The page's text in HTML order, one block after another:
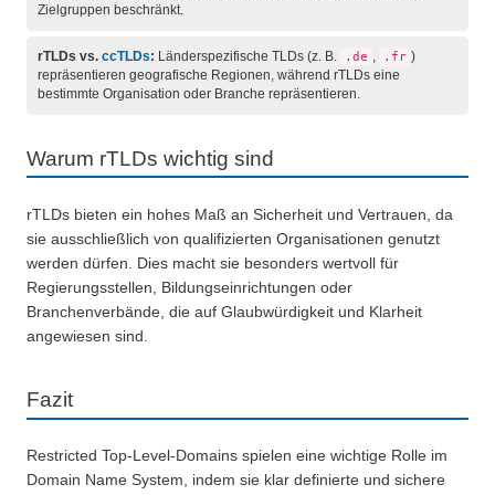
Zielgruppen beschränkt.
rTLDs vs. ccTLDs: Länderspezifische TLDs (z. B. .de , .fr )
repräsentieren geografische Regionen, während rTLDs eine
bestimmte Organisation oder Branche repräsentieren.
Warum rTLDs wichtig sind
rTLDs bieten ein hohes Maß an Sicherheit und Vertrauen, da
sie ausschließlich von qualifizierten Organisationen genutzt
werden dürfen. Dies macht sie besonders wertvoll für
Regierungsstellen, Bildungseinrichtungen oder
Branchenverbände, die auf Glaubwürdigkeit und Klarheit
angewiesen sind.
Fazit
Restricted Top-Level-Domains spielen eine wichtige Rolle im
Domain Name System, indem sie klar definierte und sichere